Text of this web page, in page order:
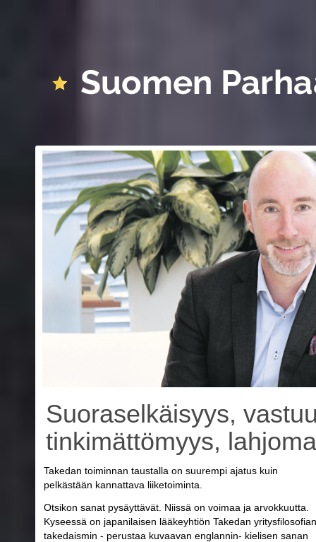
Suoraselkäisyys,
tinkimättömyys,
Takedan toiminnan taustalla on suurempi ajatus kuin
pelkästään kannattava liiketoiminta.
Otsikon sanat pysäyttävät. Niissä on voimaa ja arvokkuutta.
Kyseessä on japanilaisen lääkeyhtiön Takedan
takedaismin - perustaa kuvaavan englannin- kielisen sanan